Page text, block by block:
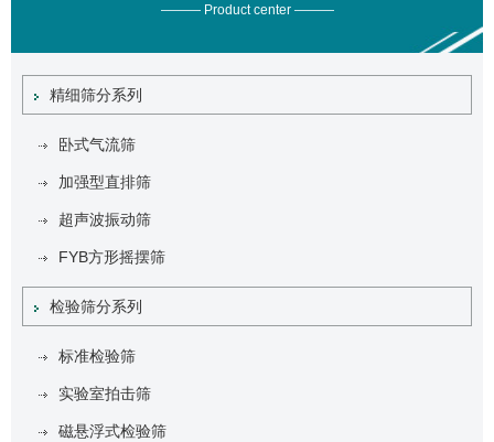
——— Product center ———
精细筛分系列
卧式气流筛
加强型直排筛
超声波振动筛
FYB方形摇摆筛
检验筛分系列
标准检验筛
实验室拍击筛
磁悬浮式检验筛